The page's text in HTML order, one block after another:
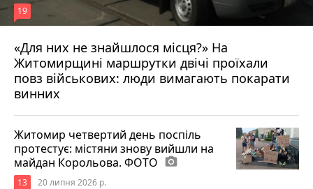
«Для них не знайшлося місця?» На
Житомирщині маршрутки двічі проїхали
повз військових: люди вимагають покарати
винних
19
17 липня 2026 р.
Житомир четвертий день поспіль
протестує: містяни знову вийшли на
майдан Корольова. ФОТО photo_camera
13 20 липня 2026 р.